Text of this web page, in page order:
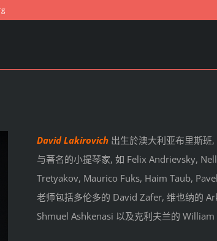
David Lakirovich 出生於澳大利亚布里斯班
与著名的小提琴家, 如 Felix Andrievsky,
Tretyakov, Maurico Fuks, Haim Taub,
老师包括多伦多的 David Zafer, 维也纳的
Shmuel Ashkenasi 以及克利夫兰的 William